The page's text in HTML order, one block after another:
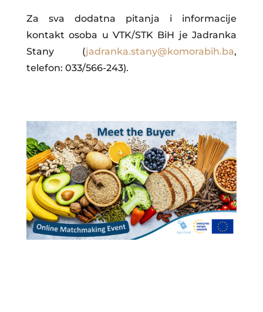
Za sva dodatna pitanja i informacije
kontakt osoba u VTK/STK BiH je Jadranka
Stany (jadranka.stany@komorabih.ba,
telefon: 033/566-243).